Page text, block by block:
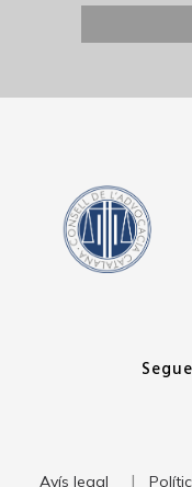
Avís legal |